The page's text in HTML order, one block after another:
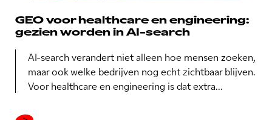
GEO voor healthcare en engineering:
gezien worden in AI-search
AI-search verandert niet alleen hoe mensen zoeken,
maar ook welke bedrijven nog echt zichtbaar blijven.
Voor healthcare en engineering is dat extra...